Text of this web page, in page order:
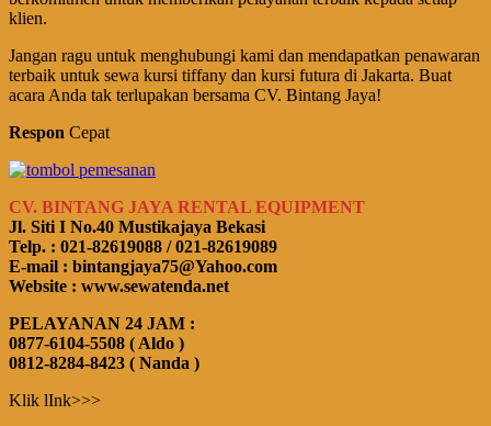
klien.
Jangan ragu untuk menghubungi kami dan mendapatkan penawaran
terbaik untuk sewa kursi tiffany dan kursi futura di Jakarta. Buat
acara Anda tak terlupakan bersama CV. Bintang Jaya!
Respon Cepat
CV. BINTANG JAYA RENTAL EQUIPMENT
Jl. Siti I No.40 Mustikajaya Bekasi
Telp. : 021-82619088 / 021-82619089
E-mail : bintangjaya75@Yahoo.com
Website : www.sewatenda.net
PELAYANAN 24 JAM :
0877-6104-5508 ( Aldo )
0812-8284-8423 ( Nanda )
Klik lInk>>>